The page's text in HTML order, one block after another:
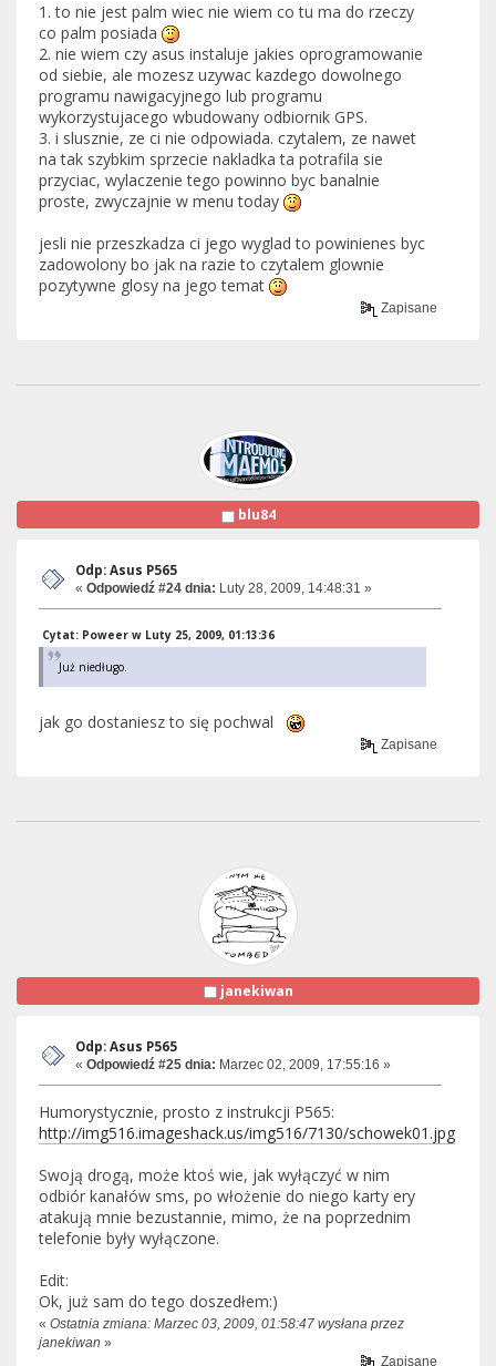
1. to nie jest palm wiec nie wiem co tu ma do rzeczy
co palm posiada
2. nie wiem czy asus instaluje jakies oprogramowanie
od siebie, ale mozesz uzywac kazdego dowolnego
programu nawigacyjnego lub programu
wykorzystujacego wbudowany odbiornik GPS.
3. i slusznie, ze ci nie odpowiada. czytalem, ze nawet
na tak szybkim sprzecie nakladka ta potrafila sie
przyciac, wylaczenie tego powinno byc banalnie
proste, zwyczajnie w menu today
jesli nie przeszkadza ci jego wyglad to powinienes byc
zadowolony bo jak na razie to czytalem glownie
pozytywne glosy na jego temat
Zapisane
blu84
Odp: Asus P565
« Odpowiedź #24 dnia: Luty 28, 2009, 14:48:31 »
Cytat: Poweer w Luty 25, 2009, 01:13:36
Już niedługo.
jak go dostaniesz to się pochwal
Zapisane
janekiwan
Odp: Asus P565
« Odpowiedź #25 dnia: Marzec 02, 2009, 17:55:16 »
Humorystycznie, prosto z instrukcji P565:
http://img516.imageshack.us/img516/7130/schowek01.jpg
Swoją drogą, może ktoś wie, jak wyłączyć w nim
odbiór kanałów sms, po włożenie do niego karty ery
atakują mnie bezustannie, mimo, że na poprzednim
telefonie były wyłączone.
Edit:
Ok, już sam do tego doszedłem:)
« Ostatnia zmiana: Marzec 03, 2009, 01:58:47 wysłana przez
janekiwan »
Zapisane